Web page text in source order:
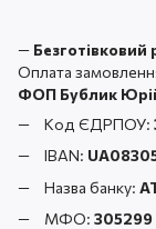
— Безготівковий
Оплата
ФОП Бублик
Код ЄДРПОУ:
IBAN:
Назва банку:
МФО: 305299